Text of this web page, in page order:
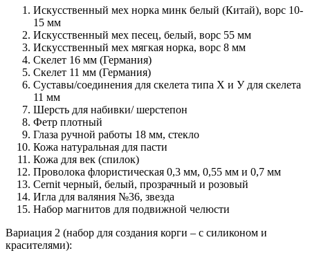
Искусственный мех норка минк белый (Китай), ворс 10-
15 мм
Искусственный мех песец, белый, ворс 55 мм
Искусственный мех мягкая норка, ворс 8 мм
Скелет 16 мм (Германия)
Скелет 11 мм (Германия)
Суставы/соединения для скелета типа Х и У для скелета
11 мм
Шерсть для набивки/ шерстепон
Фетр плотный
Глаза ручной работы 18 мм, стекло
Кожа натуральная для пасти
Кожа для век (спилок)
Проволока флористическая 0,3 мм, 0,55 мм и 0,7 мм
Cernit черный, белый, прозрачный и розовый
Игла для валяния №36, звезда
Набор магнитов для подвижной челюсти
Вариация 2 (набор для создания корги – с силиконом и
красителями):